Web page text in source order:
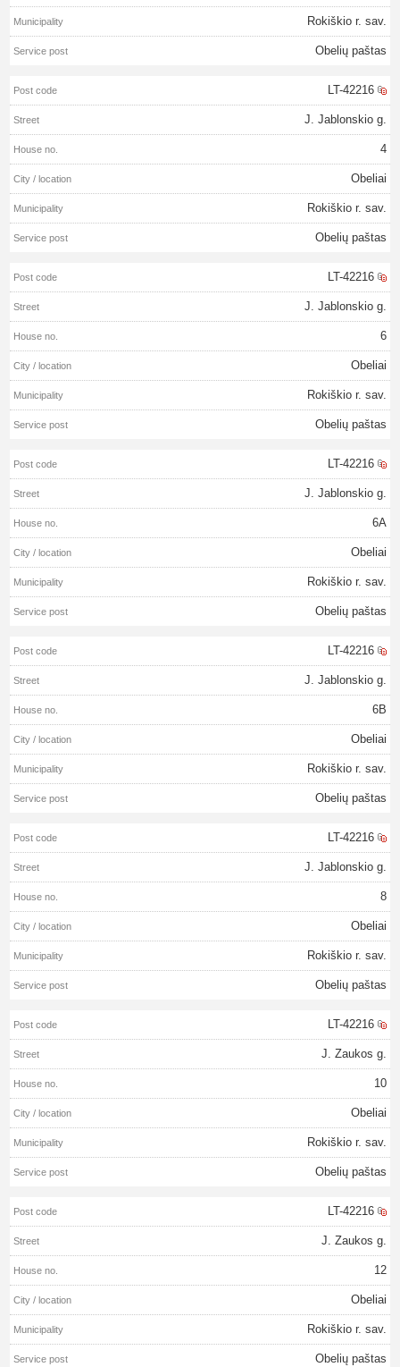
Rokiškio r. sav.
Obelių paštas
LT-42216
J. Jablonskio g.
4
Obeliai
Rokiškio r. sav.
Obelių paštas
LT-42216
J. Jablonskio g.
6
Obeliai
Rokiškio r. sav.
Obelių paštas
LT-42216
J. Jablonskio g.
6A
Obeliai
Rokiškio r. sav.
Obelių paštas
LT-42216
J. Jablonskio g.
6B
Obeliai
Rokiškio r. sav.
Obelių paštas
LT-42216
J. Jablonskio g.
8
Obeliai
Rokiškio r. sav.
Obelių paštas
LT-42216
J. Zaukos g.
10
Obeliai
Rokiškio r. sav.
Obelių paštas
LT-42216
J. Zaukos g.
12
Obeliai
Rokiškio r. sav.
Obelių paštas